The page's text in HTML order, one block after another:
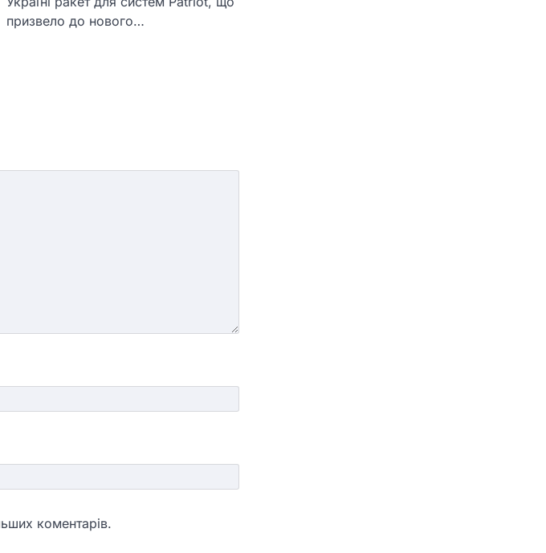
призвело до нового…
коментарів.